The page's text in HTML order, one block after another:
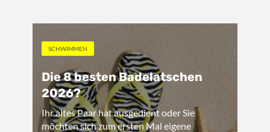
SCHWIMMEN
Die 8 besten Badelatschen
2026?
Ihr altes Paar hat ausgedient oder Sie
möchten sich zum ersten Mal eigene